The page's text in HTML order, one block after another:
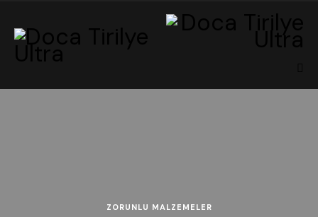
ZORUNLU MALZEMELER